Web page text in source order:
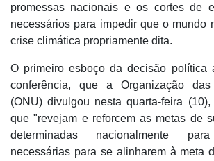
promessas nacionais e os cortes de
necessários para impedir que o mundo
crise climática propriamente dita.
O primeiro esboço da decisão política
conferência, que a Organização
(ONU) divulgou nesta quarta-feira
que "revejam e reforcem as metas de
determinadas nacionalmente
necessárias para se alinharem à meta